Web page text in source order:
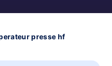
presse hf